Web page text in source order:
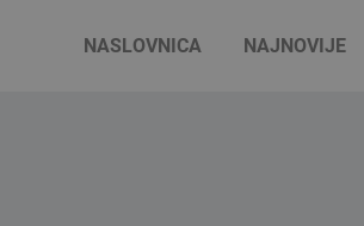
NASLOVNICA NAJNOVIJE